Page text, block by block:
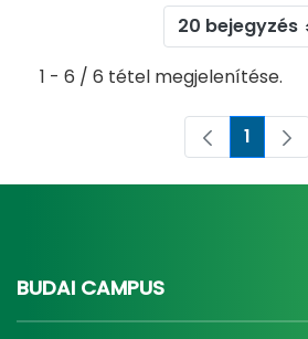
20 bejegyzés
1 - 6 / 6 tétel megjelenítése.
Oldal
1
BUDAI CAMPUS